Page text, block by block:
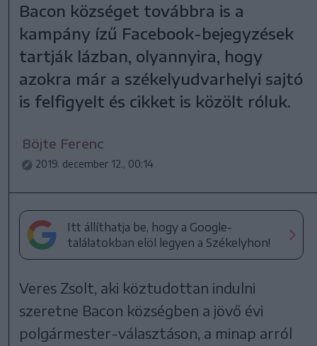
Bacon községet továbbra is a
kampány ízű Facebook-bejegyzések
tartják lázban, olyannyira, hogy
azokra már a székelyudvarhelyi sajtó
is felfigyelt és cikket is közölt róluk.
Böjte Ferenc
2019. december 12., 00:14
Itt állíthatja be, hogy a Google-
találatokban elöl legyen a Székelyhon!
Veres Zsolt, aki köztudottan indulni
szeretne Bacon községben a jövő évi
polgármester-választáson, a minap arról